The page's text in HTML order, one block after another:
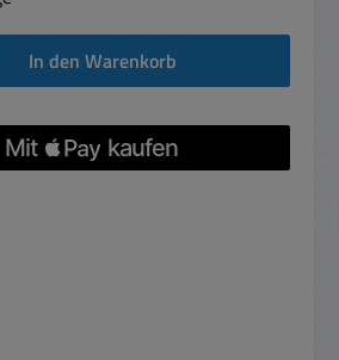
oder benutze die Schaltflächen um die
In den Warenkorb